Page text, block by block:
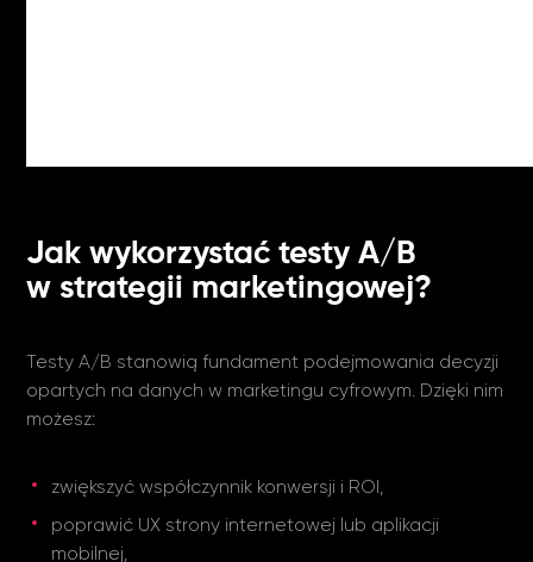
Jak wykorzystać testy A/B
w strategii marketingowej?
Testy A/B stanowią fundament podejmowania decyzji
opartych na danych w marketingu cyfrowym. Dzięki nim
możesz:
zwiększyć współczynnik konwersji i ROI,
poprawić UX strony internetowej lub aplikacji
mobilnej,